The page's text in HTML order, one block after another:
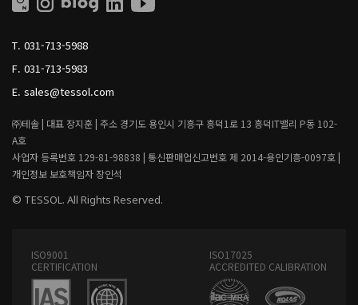
T. 031-713-5988
F. 031-713-5983
E. sales@tessol.com
㈜테솔 | 대표 장지훈 | 주소 경기도 용인시 기흥구 흥덕1로 13 흥덕IT밸리 P동 102-
A호
사업자 등록번호 129-81-98838 | 통신판매업신고번호 제 2014-용인기흥-0097호 |
개인정보 보호책임자 장인석
© TESSOL. All Rights Reserved.
ISO9001
CERTIFICATION
ISO17025
ACCREDITED CALIBRATION